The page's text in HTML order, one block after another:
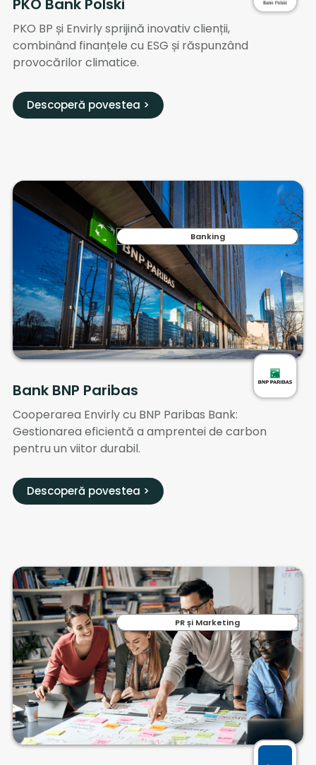
PKO Bank Polski
PKO BP și Envirly sprijină inovativ clienții,
combinând finanțele cu ESG și răspunzând
provocărilor climatice.
Descoperă povestea >
Banking
Bank BNP Paribas
Cooperarea Envirly cu BNP Paribas Bank:
Gestionarea eficientă a amprentei de carbon
pentru un viitor durabil.
Descoperă povestea >
PR și Marketing